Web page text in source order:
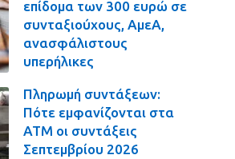
επίδομα των 300 ευρώ σε
συνταξιούχους, ΑμεΑ,
ανασφάλιστους
υπερήλικες
Πληρωμή συντάξεων:
Πότε εμφανίζονται στα
ΑΤΜ οι συντάξεις
Σεπτεμβρίου 2026